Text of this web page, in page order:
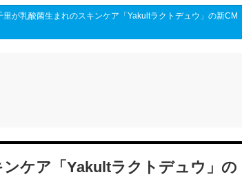
里が乳酸菌生まれのスキンケア「Yakultラクトデュウ」の新
ケア「Yakultラクトデュウ」の